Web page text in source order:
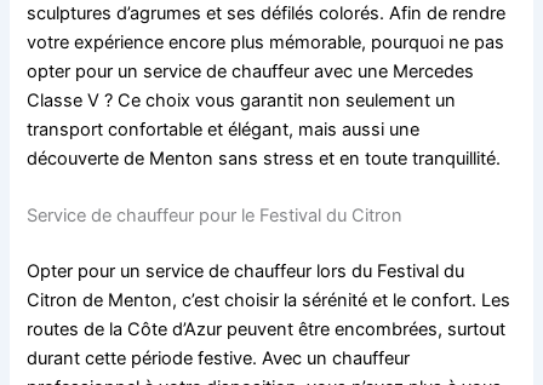
sculptures d’agrumes et ses défilés colorés. Afin de rendre
votre expérience encore plus mémorable, pourquoi ne pas
opter pour un service de chauffeur avec une Mercedes
Classe V ? Ce choix vous garantit non seulement un
transport confortable et élégant, mais aussi une
découverte de Menton sans stress et en toute tranquillité.
Service de chauffeur pour le Festival du Citron
Opter pour un service de chauffeur lors du Festival du
Citron de Menton, c’est choisir la sérénité et le confort. Les
routes de la Côte d’Azur peuvent être encombrées, surtout
durant cette période festive. Avec un chauffeur